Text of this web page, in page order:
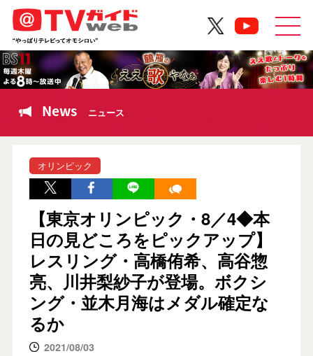
News ニュース
オリンピック
【東京オリンピック・8／4◆本
日の見どころをピックアップ】
レスリング・高橋侑希、高谷惣
亮、川井梨紗子が登場。ボクシ
ング・並木月海はメダル確定な
るか
2021/08/03